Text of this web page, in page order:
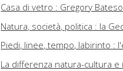
Casa di vetro : Gregory
Natura, società, politica : la
Piedi, linee, tempo, labirinto :
La differenza natura-cultura